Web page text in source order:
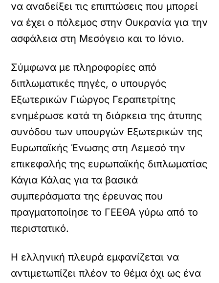
να αναδείξει τις επιπτώσεις που μπορεί
να έχει ο πόλεμος στην Ουκρανία για την
ασφάλεια στη Μεσόγειο και το Ιόνιο.
Σύμφωνα με πληροφορίες από
διπλωματικές πηγές, ο υπουργός
Εξωτερικών Γιώργος Γεραπετρίτης
ενημέρωσε κατά τη διάρκεια της άτυπης
συνόδου των υπουργών Εξωτερικών της
Ευρωπαϊκής Ένωσης στη Λεμεσό την
επικεφαλής της ευρωπαϊκής διπλωματίας
Κάγια Κάλας για τα βασικά
συμπεράσματα της έρευνας που
πραγματοποίησε το ΓΕΕΘΑ γύρω από το
περιστατικό.
Η ελληνική πλευρά εμφανίζεται να
αντιμετωπίζει πλέον το θέμα όχι ως ένα